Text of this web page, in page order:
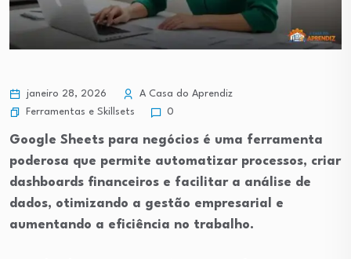
janeiro 28, 2026
A Casa do Aprendiz
Ferramentas e Skillsets
0
Google Sheets para negócios é uma ferramenta
poderosa que permite automatizar processos, criar
dashboards financeiros e facilitar a análise de
dados, otimizando a gestão empresarial e
aumentando a eficiência no trabalho.